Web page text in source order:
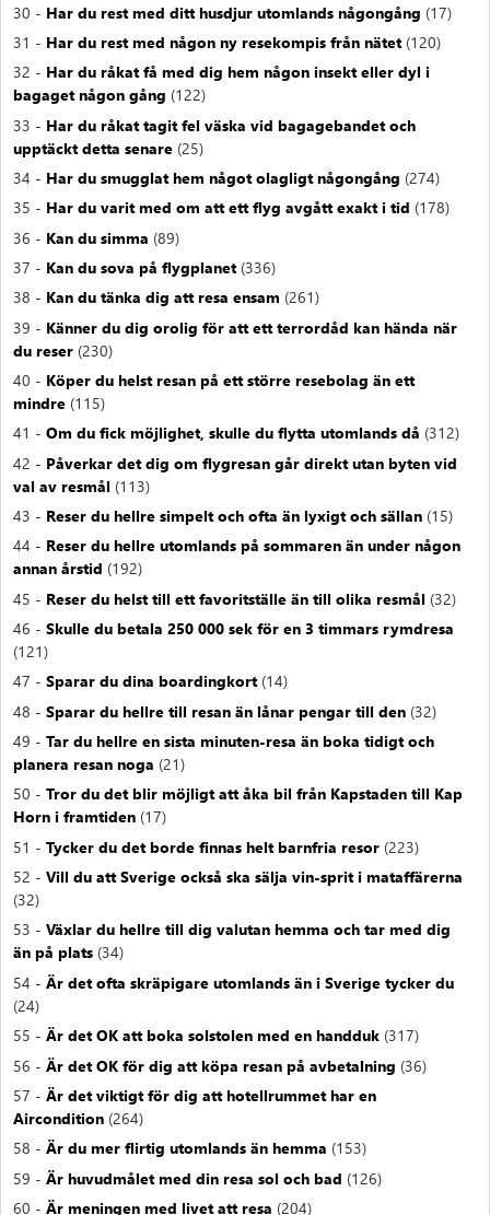
30 - Har du rest med ditt husdjur utomlands någongång (17)
31 - Har du rest med någon ny resekompis från nätet(120)
32 - Har du råkat få med dig hem någon insekt eller dyl i
bagaget någon gång (122)
33 - Har du råkat tagit fel väska vid bagagebandet och
upptäckt detta senare (25)
34 - Har du smugglat hem något olagligt någongång (274)
35 - Har du varit med om att ett flyg avgått exakt i tid (178)
36 - Kan du simma (89)
37 - Kan du sova på flygplanet(336)
38 - Kan du tänka dig att resa ensam (261)
39 - Känner du dig orolig för att ett terrordåd kan hända när
du reser (230)
40 - Köper du helst resan på ett större resebolag än ett
mindre (115)
41 -Om du fick möjlighet, skulle du flytta utomlands då (312)
42 - Påverkar det dig om flygresan går direkt utan byten vid
val av resmål (113)
43 - Reser du hellre simpelt och ofta än lyxigt och sällan (15)
44 - Reser du hellre utomlands på sommaren än under någon
annan årstid (192)
45 - Reser du helst till ett favoritställe än till olika resmål (32)
46 -Skulle du betala 250 000 sek för en 3 timmars rymdresa
(121)
47 -Sparar du dina boardingkort(14)
48 -Sparar du hellre till resan än lånar pengar till den (32)
49 -Tar du hellre en sista minuten-resa än boka tidigt och
planera resan noga (21)
50 -Tror du det blir möjligt att åka bil från Kapstaden till Kap
Horn i framtiden (17)
51 -Tycker du det borde finnas helt barnfria resor (223)
52 -Vill du att Sverige också ska sälja vin-sprit i mataffärerna
(32)
53 -Växlar du hellre till dig valutan hemma och tar med dig
än på plats (34)
54 -Är det ofta skräpigare utomlands än i Sverige tycker du
(24)
55 -Är det OK att boka solstolen med en handduk (317)
56 -Är det OK för dig att köpa resan på avbetalning (36)
57 -Är det viktigt för dig att hotellrummet har en
Aircondition (264)
58 -Är du mer flirtig utomlands än hemma (153)
59 -Är huvudmålet med din resa sol och bad (126)
60 -Är meningen med livet att resa (204)